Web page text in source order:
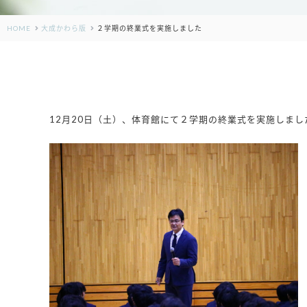
HOME 大成かわら版 ２学期の終業式を実施しました
12月20日（土）、体育館にて２学期の終業式を実施しまし